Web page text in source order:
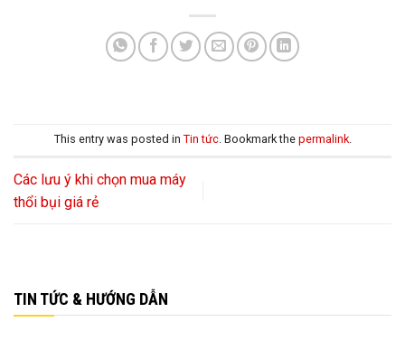
TIN TỨC & HƯỚNG DẪN
This entry was posted in Tin tức. Bookmark the permalink.
Các lưu ý khi chọn mua máy
thổi bụi giá rẻ